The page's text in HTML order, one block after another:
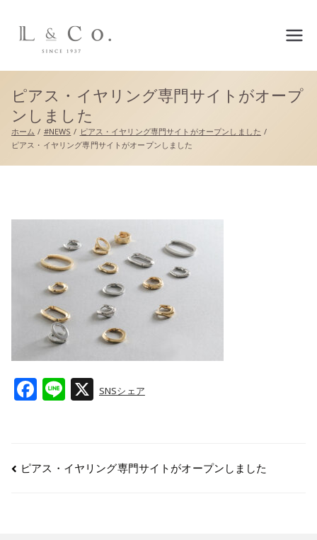
L&co.（エルアンドコー）公
ピアス・イヤリング専門サイトがオープ
ンしました
ホーム #NEWS
ピアス・イヤリング専門サイトがオープンしました
ピアス・イヤリング専門サイトがオープンしました
F
e
b
Li X
SNSシェア
ピアス・イヤリング専門サイトがオープンしました